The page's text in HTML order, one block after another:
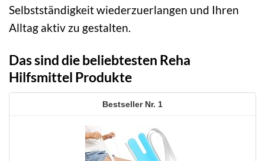
Selbstständigkeit wiederzuerlangen und Ihren
Alltag aktiv zu gestalten.
Das sind die beliebtesten Reha
Hilfsmittel Produkte
1